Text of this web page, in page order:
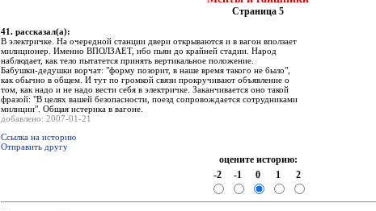
Страница 5
41. рассказал(а):
В электричке. На очередной станции двери открываются и в вагон вползает
милиционер. Именно ВПОЛЗАЕТ, ибо пьян до крайней стадии. Народ
наблюдает, как тело пытатется принять вертикальное положение.
Бабушки-дедушки ворчат: "форму позорит, в наше время такого не было",
как обычно в общем. И тут по громкой связи прокручивают объявление о
том, как надо и не надо вести себя в электричке. Заканчивается оно такой
фразой: "В целях вашей безопасности, поезд сопровождается сотрудниками
милиции". Общая истерика в вагоне.
добавлено: 2007-01-21
Ссылка на историю
Отправить другу
оцените историю:
-2
-1 0 1 2